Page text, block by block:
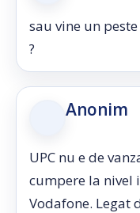
sau vine un
?
Anonim
UPC nu e de
cumpere la nivel
Vodafone. Legat